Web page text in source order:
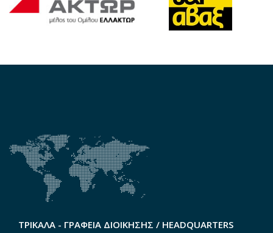
ΤΡΙΚΑΛΑ - ΓΡΑΦΕΙΑ ΔΙΟΙΚΗΣΗΣ / HEADQUARTERS